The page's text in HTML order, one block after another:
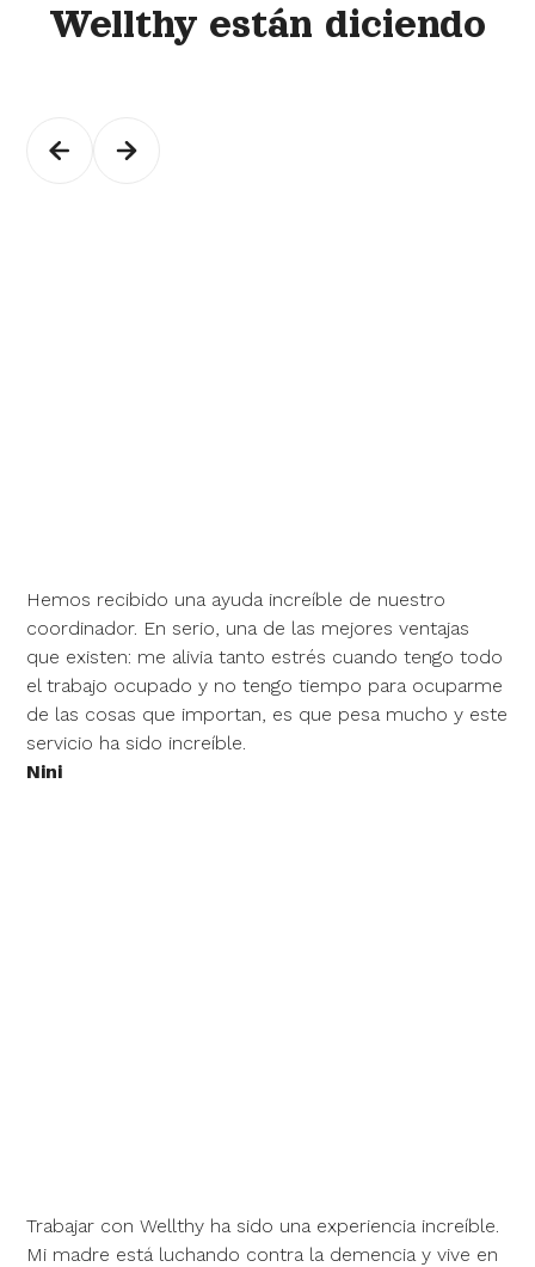
Wellthy están diciendo
Hemos recibido una ayuda increíble de nuestro
coordinador. En serio, una de las mejores ventajas
que existen: me alivia tanto estrés cuando tengo todo
el trabajo ocupado y no tengo tiempo para ocuparme
de las cosas que importan, es que pesa mucho y este
servicio ha sido increíble.
Nini
Trabajar con Wellthy ha sido una experiencia increíble.
Mi madre está luchando contra la demencia y vive en